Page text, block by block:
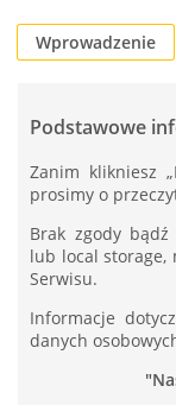
Wprowadzenie
Podstawowe
Zanim klikniesz
prosimy o
Brak zgody
lub local
Serwisu.
Informacje
danych